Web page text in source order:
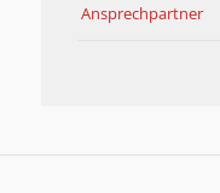
Ansprechpartner